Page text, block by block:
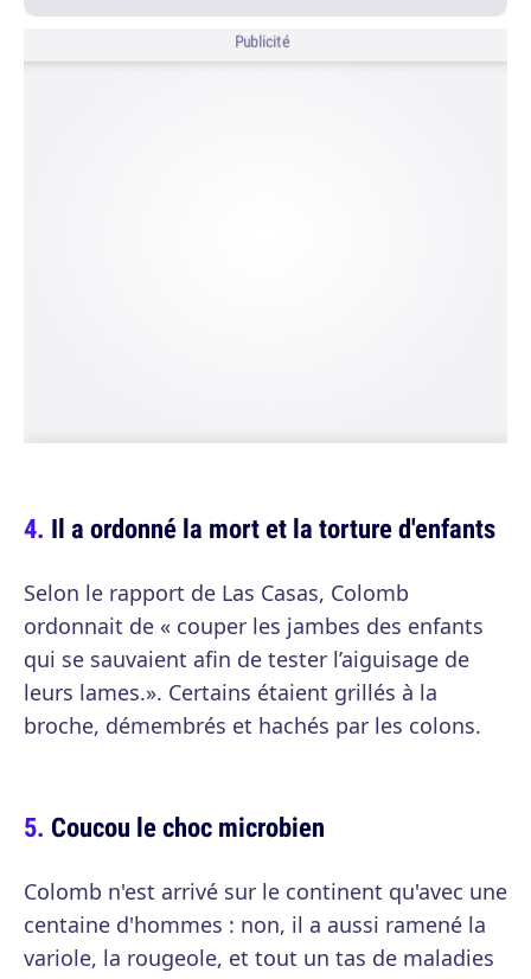
Publicité
Il a ordonné la mort et la torture d'enfants
Selon le rapport de Las Casas, Colomb
ordonnait de « couper les jambes des enfants
qui se sauvaient afin de tester l’aiguisage de
leurs lames.». Certains étaient grillés à la
broche, démembrés et hachés par les colons.
Coucou le choc microbien
Colomb n'est arrivé sur le continent qu'avec une
centaine d'hommes : non, il a aussi ramené la
variole, la rougeole, et tout un tas de maladies